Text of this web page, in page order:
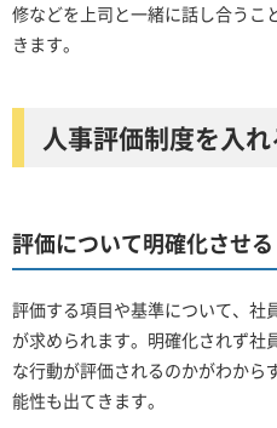
修などを上司と一緒に話し合うこ
きます。
人事評価制度を入
評価について明確化させる
評価する項目や基準について、社
が求められます。明確化されず社
な行動が評価されるのかがわから
能性も出てきます。